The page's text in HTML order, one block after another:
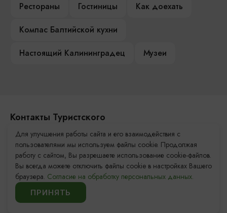
Рестораны
Гостиницы
Как доехать
Компас Балтийской кухни
Настоящий Калининградец
Музеи
Контакты Туристского
информационного центра
+7 (4012) 555-200
8 (800) 200-55-39
info@visit-kaliningrad.ru
Для улучшения работы сайта и его взаимодействия с
пользователями мы используем файлы cookie. Продолжая
работу с сайтом, Вы разрешаете использование cookie-файлов.
Вы всегда можете отключить файлы cookie в настройках Вашего
браузера. Согласие на обработку персональных данных.
ПРИНЯТЬ